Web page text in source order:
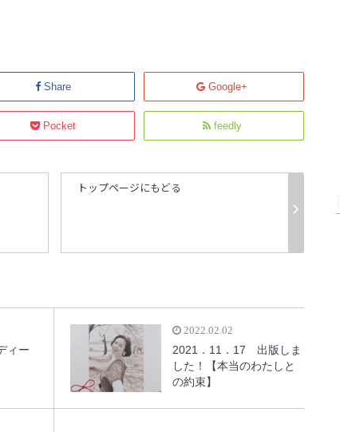
Share Google+
Pocket feedly
トップページにもどる
ィー
2022.02.02
2021．11．17 出版しま
した！【本当のわたしと
の約束】